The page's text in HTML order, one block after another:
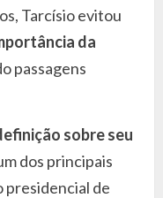
Tarcísio evitou
da
passagens
sobre seu
dos principais
presidencial de